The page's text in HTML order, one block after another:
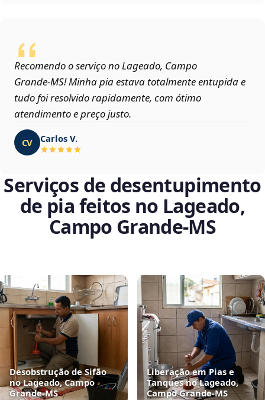
Recomendo o serviço no Lageado, Campo
Grande‑MS! Minha pia estava totalmente entupida e
tudo foi resolvido rapidamente, com ótimo
atendimento e preço justo.
CV Carlos V.
Serviços de desentupimento
de pia feitos no Lageado,
Campo Grande‑MS
Desobstrução de Sifão
no Lageado, Campo
Grande‑MS
Liberação em Pias e
Tanques no Lageado,
Campo Grande‑MS